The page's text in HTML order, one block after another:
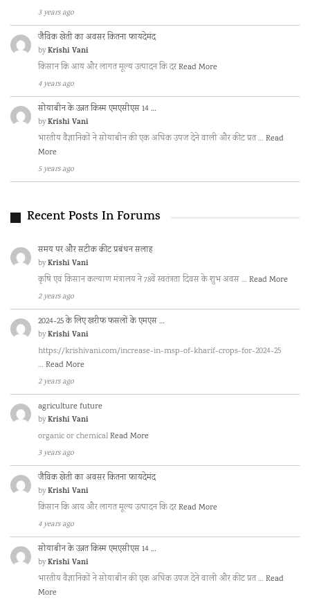
3 years ago
जैविक खेती का अवसर कितना फायदेमंद
byKrishi Vani
किसान कि आय और लागत मूल्य उत्पादन कि दरRead More
4 years ago
सोयाबीन के उन्नत किस्म एमएसीएस 14 …
byKrishi Vani
भारतीय वैज्ञानिकों ने सोयाबीन की एक अधिक उपज देने वाली और कीट प्रत … Read
More
5 years ago
Recent Posts In Forums
समय पर और सटीक कीट प्रबंधन सलाह
byKrishi Vani
कृषि एवं किसान कल्याण मंत्रालय ने 78वें स्वतंत्रता दिवस के शुभ अवस … Read More
2 years ago
2024-25 के लिए खरीफ फसलों के एमएस …
byKrishi Vani
https://krishivani.com/increase-in-msp-of-kharif-crops-for-2024-25
… Read More
2 years ago
agriculture future
byKrishi Vani
organic or chemicalRead More
3 years ago
जैविक खेती का अवसर कितना फायदेमंद
byKrishi Vani
किसान कि आय और लागत मूल्य उत्पादन कि दरRead More
4 years ago
सोयाबीन के उन्नत किस्म एमएसीएस 14 …
byKrishi Vani
भारतीय वैज्ञानिकों ने सोयाबीन की एक अधिक उपज देने वाली और कीट प्रत … Read
More